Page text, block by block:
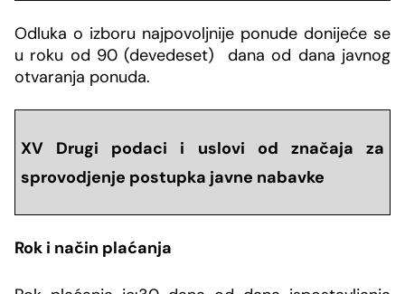
Odluka o izboru najpovoljnije ponude donijeće se
u roku od 90 (devedeset) dana od dana javnog
otvaranja ponuda.
XV Drugi podaci i uslovi od značaja za
sprovodjenje postupka javne nabavke
Rok i način plaćanja